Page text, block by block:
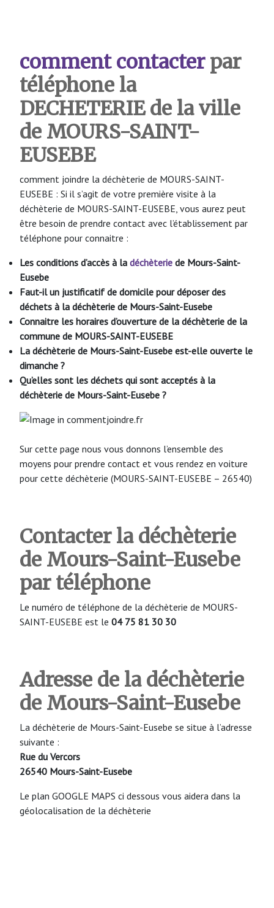
comment contacterpar
téléphone la
DECHETERIE de la ville
de MOURS-SAINT-
EUSEBE
comment joindre la déchèterie de MOURS-SAINT-
EUSEBE : Si il s’agit de votre première visite à la
déchèterie de MOURS-SAINT-EUSEBE, vous aurez peut
être besoin de prendre contact avec l’établissement par
téléphone pour connaitre :
Les conditions d’accès à la déchèterie de Mours-Saint-
Eusebe
Faut-il un justificatif de domicile pour déposer des
déchets à la déchèterie de Mours-Saint-Eusebe
Connaitre les horaires d’ouverture de la déchèterie de la
commune de MOURS-SAINT-EUSEBE
La déchèterie de Mours-Saint-Eusebe est-elle ouverte le
dimanche ?
Qu’elles sont les déchets qui sont acceptés à la
déchèterie de Mours-Saint-Eusebe ?
Sur cette page nous vous donnons l’ensemble des
moyens pour prendre contact et vous rendez en voiture
pour cette déchèterie (MOURS-SAINT-EUSEBE – 26540)
Contacter la déchèterie
de Mours-Saint-Eusebe
par téléphone
Le numéro de téléphone de la déchèterie de MOURS-
SAINT-EUSEBE est le 04 75 81 30 30
Adresse de la déchèterie
de Mours-Saint-Eusebe
La déchèterie de Mours-Saint-Eusebe se situe à l’adresse
suivante :
Rue du Vercors
26540 Mours-Saint-Eusebe
Le plan GOOGLE MAPS ci dessous vous aidera dans la
géolocalisation de la déchèterie